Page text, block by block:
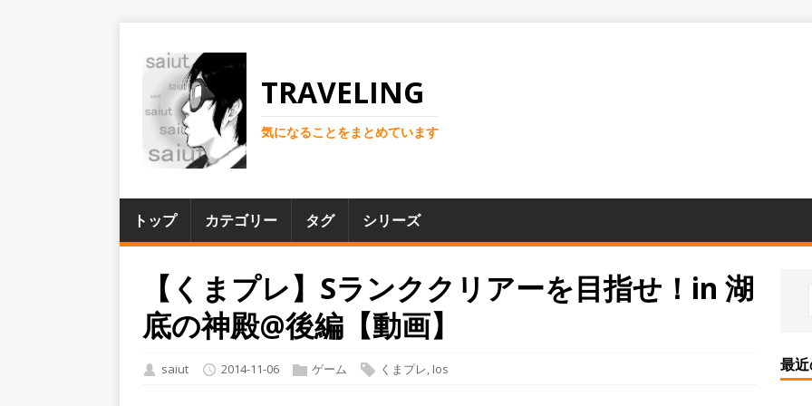
TRAVELING
気になることをまとめています
トップ カテゴリー タグ シリーズ
【くまプレ】Sランククリアーを目指せ！in 湖
底の神殿@後編【動画】
saiut 2014-11-06 ゲーム くまプレ, Ios 最